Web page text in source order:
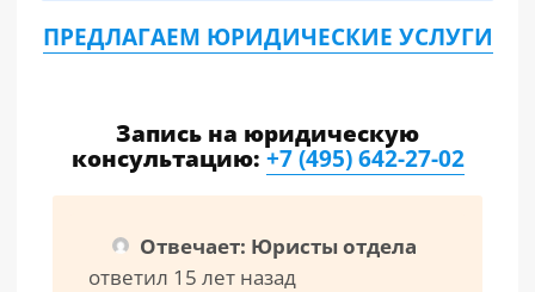
ПРЕДЛАГАЕМ ЮРИДИЧЕСКИЕ УСЛУГИ
Запись на юридическую
консультацию:+7 (495) 642-27-02
Отвечает: Юристы отдела
ответил 15 лет назад